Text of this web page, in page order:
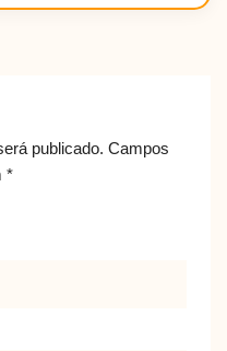
publicado. Campos
*